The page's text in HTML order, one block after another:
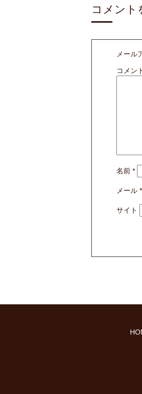
コメント
メール
コメン
名前 *
メール *
サイト